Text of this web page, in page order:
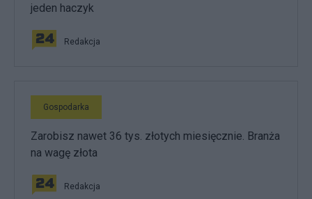
jeden haczyk
Redakcja
Gospodarka
Zarobisz nawet 36 tys. złotych miesięcznie. Branża
na wagę złota
Redakcja